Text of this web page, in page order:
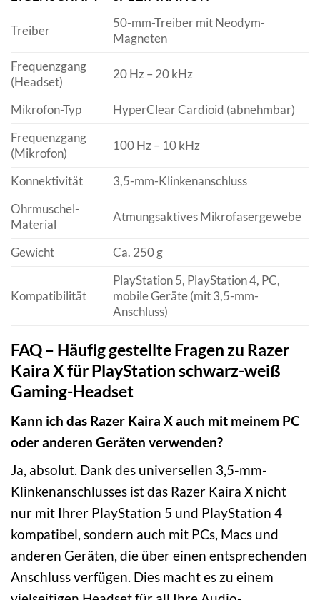
Treiber
50-mm-Treiber mit Neodym-
Magneten
Frequenzgang
(Headset)
20 Hz – 20 kHz
Mikrofon-Typ
HyperClear Cardioid (abnehmbar)
Frequenzgang
(Mikrofon)
100 Hz – 10 kHz
Konnektivität
3,5-mm-Klinkenanschluss
Ohrmuschel-
Material
Atmungsaktives Mikrofasergewebe
Gewicht Ca. 250 g
Kompatibilität
PlayStation 5, PlayStation 4, PC,
mobile Geräte (mit 3,5-mm-
Anschluss)
FAQ – Häufig gestellte Fragen zu Razer
Kaira X für PlayStation schwarz-weiß
Gaming-Headset
Kann ich das Razer Kaira X auch mit meinem PC
oder anderen Geräten verwenden?
Ja, absolut. Dank des universellen 3,5-mm-
Klinkenanschlusses ist das Razer Kaira X nicht
nur mit Ihrer PlayStation 5 und PlayStation 4
kompatibel, sondern auch mit PCs, Macs und
anderen Geräten, die über einen entsprechenden
Anschluss verfügen. Dies macht es zu einem